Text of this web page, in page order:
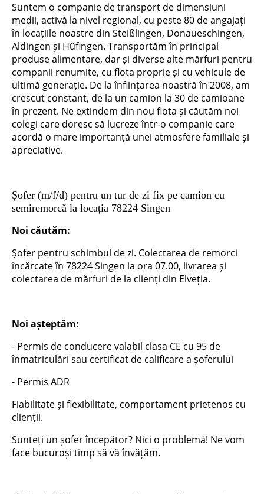
Suntem o companie de transport de dimensiuni
medii, activă la nivel regional, cu peste 80 de angajați
în locațiile noastre din Steißlingen, Donaueschingen,
Aldingen și Hüfingen. Transportăm în principal
produse alimentare, dar și diverse alte mărfuri pentru
companii renumite, cu flota proprie și cu vehicule de
ultimă generație. De la înființarea noastră în 2008, am
crescut constant, de la un camion la 30 de camioane
în prezent. Ne extindem din nou flota și căutăm noi
colegi care doresc să lucreze într-o companie care
acordă o mare importanță unei atmosfere familiale și
apreciative.
Șofer (m/f/d) pentru un tur de zi fix pe camion cu
semiremorcă la locația 78224 Singen
Noi căutăm:
Șofer pentru schimbul de zi. Colectarea de remorci
încărcate în 78224 Singen la ora 07.00, livrarea și
colectarea de mărfuri de la clienți din Elveția.
Noi așteptăm:
- Permis de conducere valabil clasa CE cu 95 de
înmatriculări sau certificat de calificare a șoferului
- Permis ADR
Fiabilitate și flexibilitate, comportament prietenos cu
clienții.
Sunteți un șofer începător? Nici o problemă! Ne vom
face bucuroși timp să vă învățăm.